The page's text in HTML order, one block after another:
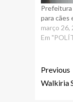
para cães
março 26,
Em
Previous
Walkiria